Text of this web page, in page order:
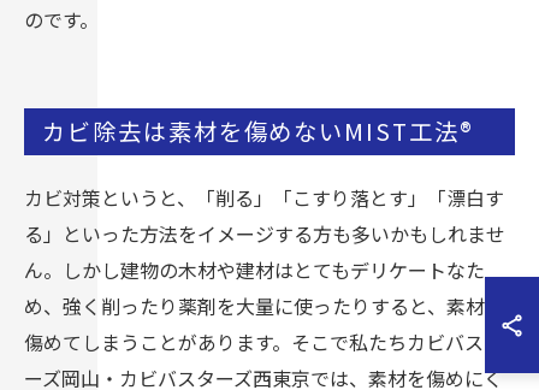
のです。
カビ除去は素材を傷めないMIST工法®
カビ対策というと、「削る」「こすり落とす」「漂白す
る」といった方法をイメージする方も多いかもしれませ
ん。しかし建物の木材や建材はとてもデリケートなた
め、強く削ったり薬剤を大量に使ったりすると、素材を
傷めてしまうことがあります。そこで私たちカビバスタ
ーズ岡山・カビバスターズ西東京では、素材を傷めにく